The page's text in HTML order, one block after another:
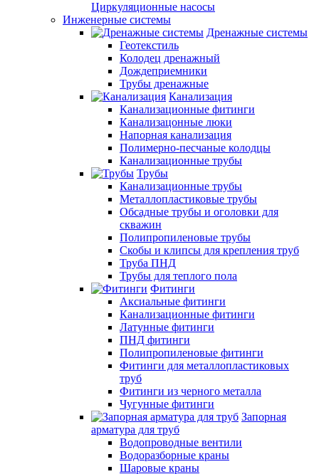
Циркуляционные насосы
Инженерные системы
Дренажные системы
Геотекстиль
Колодец дренажный
Дождеприемники
Трубы дренажные
Канализация
Канализационные фитинги
Канализацонные люки
Напорная канализация
Полимерно-песчаные колодцы
Канализационные трубы
Трубы
Канализационные трубы
Металлопластиковые трубы
Обсадные трубы и оголовки для
скважин
Полипропиленовые трубы
Скобы и клипсы для крепления труб
Труба ПНД
Трубы для теплого пола
Фитинги
Аксиальные фитинги
Канализационные фитинги
Латунные фитинги
ПНД фитинги
Полипропиленовые фитинги
Фитинги для металлопластиковых
труб
Фитинги из черного металла
Чугунные фитинги
Запорная
арматура для труб
Водопроводные вентили
Водоразборные краны
Шаровые краны